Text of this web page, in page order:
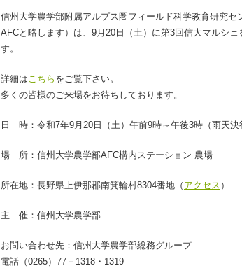
信州大学農学部附属アルプス圏フィールド科学教育研究セ
AFCと略します）は、9月20日（土）に第3回信大マルシェ
す。
詳細はこちら をご覧下さい。
多くの皆様のご来場をお待ちしております。
日 時：令和7年9月20日（土）午前9時～午後3時（雨天決
場 所：信州大学農学部AFC構内ステーション 農場
所在地：長野県上伊那郡南箕輪村8304番地（ アクセス ）
主 催：信州大学農学部
お問い合わせ先：信州大学農学部総務グループ
電話（0265）77－1318・1319